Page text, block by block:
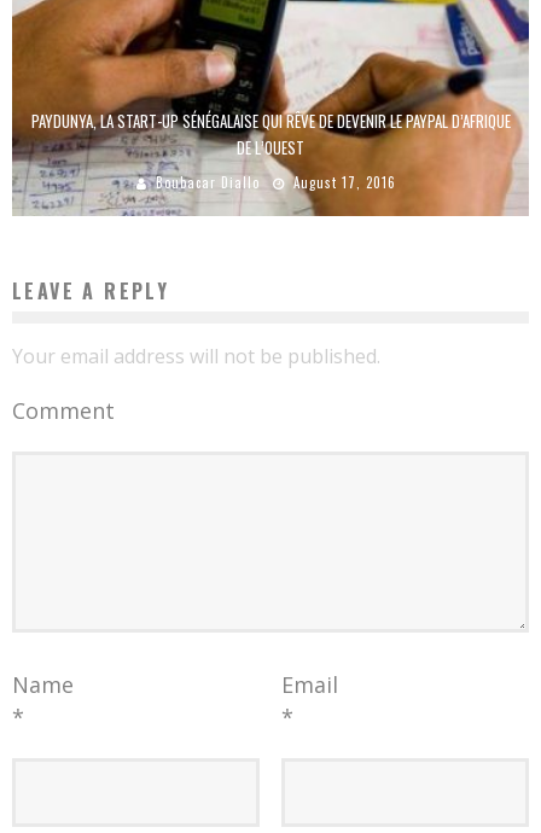
PAYDUNYA, LA START-UP SÉNÉGALAISE QUI RÊVE DE DEVENIR LE PAYPAL D’AFRIQUE
DE L’OUEST
Boubacar Diallo August 17, 2016
LEAVE A REPLY
Your email address will not be published.
Comment
Name
*
Email
*